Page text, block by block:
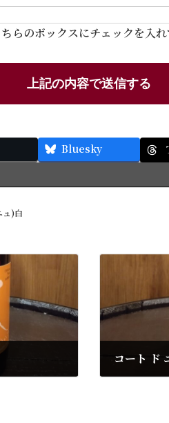
らのボックスにチェックを入れ
Bluesky
)白
コート ド